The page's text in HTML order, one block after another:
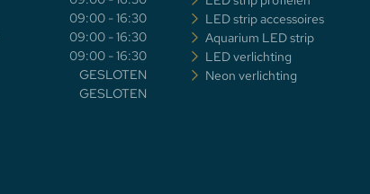
09:00 - 16:30
09:00 - 16:30
09:00 - 16:30
GESLOTEN
GESLOTEN
LED strip accessoires
Aquarium LED strip
LED verlichting
Neon verlichting